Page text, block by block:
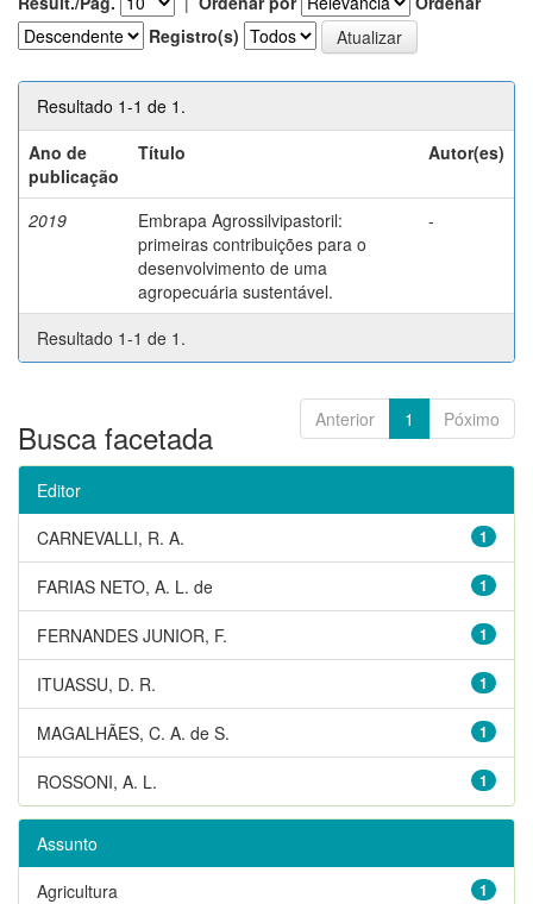
Registro(s)
Resultado 1-1 de 1.
Ano de
publicação
Título Autor(es)
2019
Embrapa Agrossilvipastoril:
primeiras contribuições para o
desenvolvimento de uma
agropecuária sustentável.
-
Resultado 1-1 de 1.
Anterior 1 Póximo
Busca facetada
Editor
1
CARNEVALLI, R. A.
1
FARIAS NETO, A. L. de
1
FERNANDES JUNIOR, F.
1
ITUASSU, D. R.
1
MAGALHÃES, C. A. de S.
1
ROSSONI, A. L.
Assunto
1
Agricultura